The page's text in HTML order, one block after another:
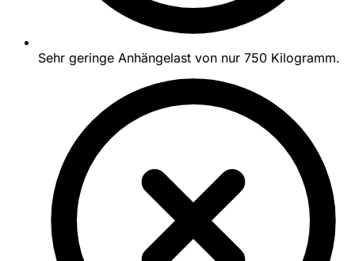
Sehr geringe Anhängelast von nur 750 Kilogramm.